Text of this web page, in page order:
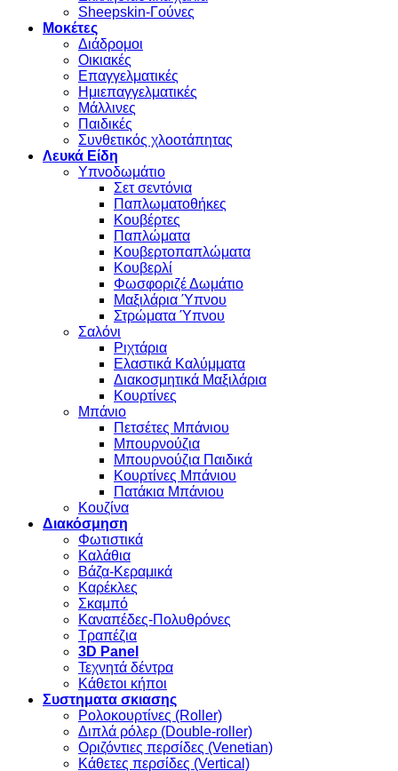
Sheepskin-Γούνες
Μοκέτες
Διάδρομοι
Οικιακές
Επαγγελματικές
Ημιεπαγγελματικές
Μάλλινες
Παιδικές
Συνθετικός χλοοτάπητας
Λευκά Είδη
Υπνοδωμάτιο
Σετ σεντόνια
Παπλωματοθήκες
Κουβέρτες
Παπλώματα
Κουβερτοπαπλώματα
Κουβερλί
Φωσφοριζέ Δωμάτιο
Μαξιλάρια Ύπνου
Στρώματα Ύπνου
Σαλόνι
Ριχτάρια
Ελαστικά Καλύμματα
Διακοσμητικά Μαξιλάρια
Κουρτίνες
Μπάνιο
Πετσέτες Μπάνιου
Μπουρνούζια
Μπουρνούζια Παιδικά
Κουρτίνες Μπάνιου
Πατάκια Μπάνιου
Κουζίνα
Διακόσμηση
Φωτιστικά
Καλάθια
Βάζα-Κεραμικά
Καρέκλες
Σκαμπό
Καναπέδες-Πολυθρόνες
Τραπέζια
3D Panel
Τεχνητά δέντρα
Κάθετοι κήποι
Συστηματα σκιασης
Ρολοκουρτίνες (Roller)
Διπλά ρόλερ (Double-roller)
Οριζόντιες περσίδες (Venetian)
Κάθετες περσίδες (Vertical)